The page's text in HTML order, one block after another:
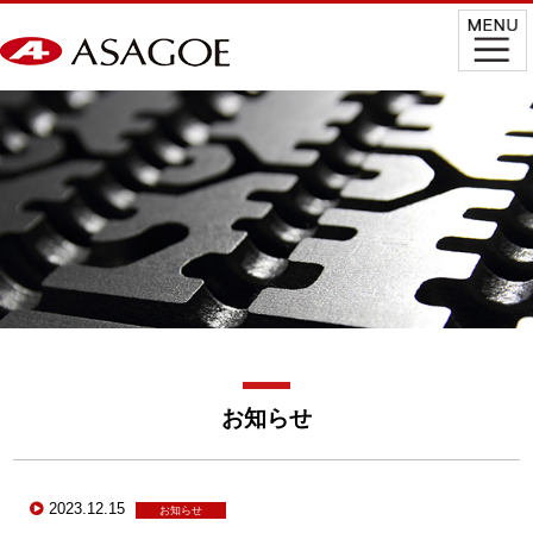
お知らせ
2023.12.15 お知らせ